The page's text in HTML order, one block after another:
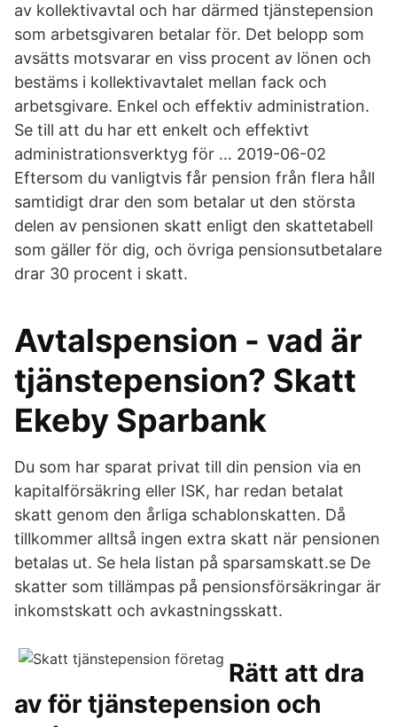
av kollektivavtal och har därmed tjänstepension
som arbetsgivaren betalar för. Det belopp som
avsätts motsvarar en viss procent av lönen och
bestäms i kollektivavtalet mellan fack och
arbetsgivare. Enkel och effektiv administration.
Se till att du har ett enkelt och effektivt
administrationsverktyg för … 2019-06-02
Eftersom du vanligtvis får pension från flera håll
samtidigt drar den som betalar ut den största
delen av pensionen skatt enligt den skattetabell
som gäller för dig, och övriga pensionsutbetalare
drar 30 procent i skatt.
Avtalspension - vad är
tjänstepension? Skatt
Ekeby Sparbank
Du som har sparat privat till din pension via en
kapitalförsäkring eller ISK, har redan betalat
skatt genom den årliga schablonskatten. Då
tillkommer alltså ingen extra skatt när pensionen
betalas ut. Se hela listan på sparsamskatt.se De
skatter som tillämpas på pensionsförsäkringar är
inkomstskatt och avkastningsskatt.
Rätt att dra
av för tjänstepension och